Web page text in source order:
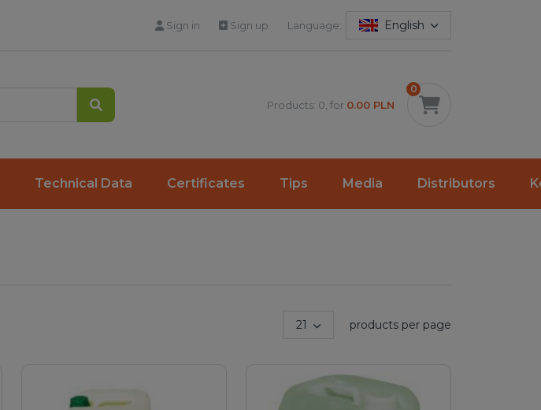
Sign in Sign up Language: English
Search
Products: 0, for 0.00 PLN
0
Technical Data Certificates Tips Media Distributors
21 products per page